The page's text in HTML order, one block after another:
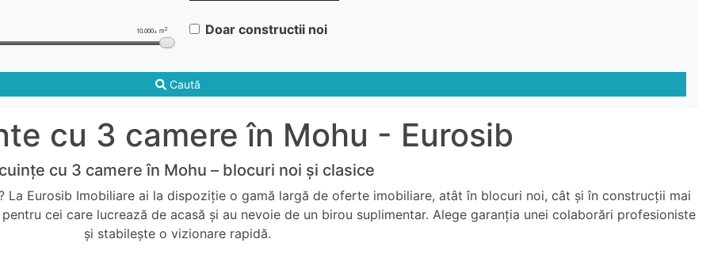
10.000+ m2 Doar constructii noi
Caută
cu 3 camere în Mohu - Eurosib
cu 3 camere în Mohu – blocuri noi și clasice
Eurosib Imobiliare ai la dispoziție o gamă largă de oferte imobiliare, atât în blocuri noi, cât și în construcții mai
cei care lucrează de acasă și au nevoie de un birou suplimentar. Alege garanția unei colaborări profesioniste
și stabilește o vizionare rapidă.